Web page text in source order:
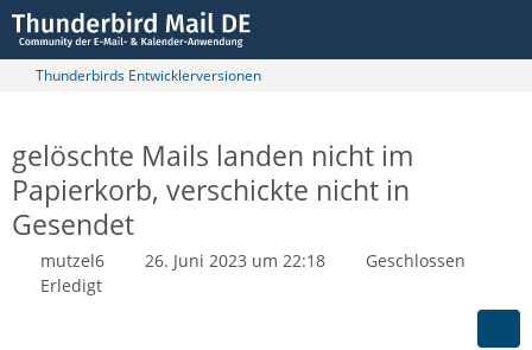
Thunderbirds Entwicklerversionen
gelöschte Mails landen nicht im
Papierkorb, verschickte nicht in
Gesendet
mutzel6 26. Juni 2023 um 22:18
Geschlossen
Erledigt